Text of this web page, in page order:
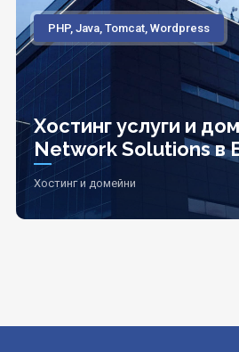
PHP, Java, Tomcat, Wordpress
Хостинг услуги и
Network Solutions в
Хостинг и домейни